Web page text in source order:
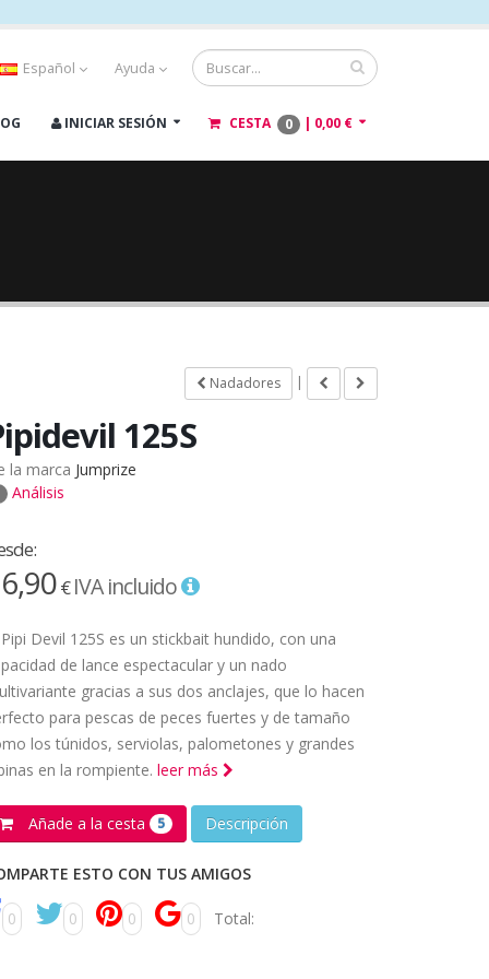
Español Ayuda
INICIAR SESIÓN CESTA 0 | 0,00 €
Nadadores |
125S
la marca Jumprize
Análisis
€IVA incluido
Devil 125S es un stickbait hundido, con una
de lance espectacular y un nado
gracias a sus dos anclajes, que lo hacen
para pescas de peces fuertes y de tamaño
los túnidos, serviolas, palometones y grandes
en la rompiente. leer más
Añade a la cesta 5 Descripción
ESTO CON TUS AMIGOS
0 0 0 0 Total: